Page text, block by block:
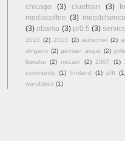
chicago
(3) cluetrain (3)
mediacoffee (3)
(3) obama (3) pr0.5 (3) service
2010 (2) 2013 (2) aufschrei (2)
dingens (2) german angst (2)
literatur (2) mccain (2) 2007 (1)
community (1) finnland (1) pfft
wandsbek (1)